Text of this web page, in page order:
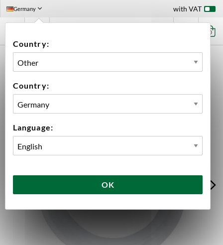
Germany
Country:
Country:
Language:
OK
with VAT
0
ACESSORIES BREWTOOLS
SILICONE GASKET 34 MM TC DN20 BREWTOOLS